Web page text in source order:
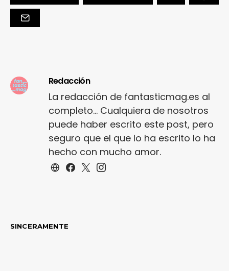
Redacción
La redacción de fantasticmag.es al
completo... Cualquiera de nosotros
puede haber escrito este post, pero
seguro que el que lo ha escrito lo ha
hecho con mucho amor.
SINCERAMENTE